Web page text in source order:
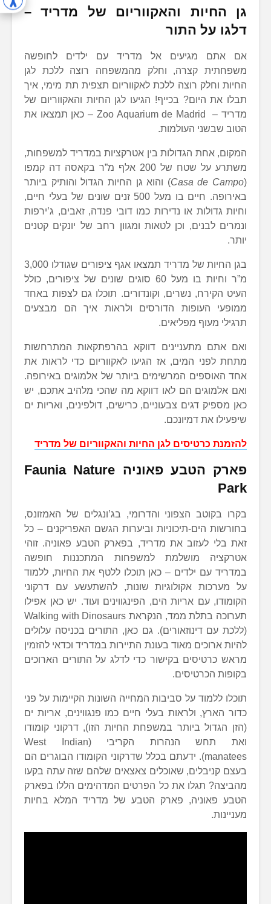
גן החיות והאקווריום של מדריד –
דלגו על התור
אם אתם מגיעים אל מדריד עם ילדים לחופשה
משפחתית קצרה, וחלק מהמשפחה רוצה ללכת לגן
החיות וחלק רוצה ללכת לאקווריום תצפית תת מימי, איך
תבלו את היום? בכייף! הגיעו לגן החיות והאקווריום של
מדריד – Zoo Aquarium de Madrid – כאן תמצאו את
הטוב שבשני העולמות.
המקום, אחת הגדולות בין אטרקציות במדריד למשפחות,
משתרע על שטח של 200 אלף מ”ר בקאסה דה קמפו
(
Casa de Campo) והוא גן החיות הגדול והותיק ביותר
באירופה. חיים בו מעל 500 זנים שונים של בעלי חיים,
וחיות גדולות או נדירות כמו דובי פנדה, זאבים, ג’ירפות
ונמרים לבנים, וכן לטאות ומגוון רחב של יונקים קטנים
יותר.
בגן החיות של מדריד תמצאו אגף ציפורים שגודלו 3,000
מ”ר וחיות בו מעל 60 סוגים שונים של ציפורים, כולל
העיט הקירח, נשרים, וקונדורים. תוכלו גם לצפות באחד
ממופעי העופות הדורסים ולראות איך הם מבצעים
תרגילי מעוף מפליאים.
ואם אתם מתעניינים דווקא בהרפתקאות המתרחשות
מתחת לפני המים, אז הגיעו לאקווריום כדי לראות את
אחד האוספים המרשימים ביותר של אלמוגים באירופה.
ואם אלמוגים הם לאו דווקא מה שהכי מלהיב אתכם, יש
כאן מספיק דגים צבעוניים, כרישים, דולפינים, ואריות ים
שיפעילו את דמיונכם.
להזמנת כרטיסים לגן החיות והאקווריום של מדריד
פארק הטבע פאוניה Faunia Nature
Park
בקרו בקוטב הצפוני והדרומי, בג’ונגלים של האמזונס,
בחורשות הים-תיכוניות וביערות הגשם האפריקנים – כל
זאת בלי לעזוב את מדריד, בפארק הטבע פאוניה. זוהי
אטרקציה מושלמת למשפחות המתכננות חופשה
במדריד עם ילדים – כאן תוכלו ללטף את החיות, ללמוד
על מערכות אקולוגיות שונות, להשתעשע עם דרקוני
הקומודו, עם אריות הים, הפינגווינים ועוד. יש כאן אפילו
תערוכה בתלת ממד, הנקראת Walking with Dinosaurs
(ללכת עם דינוזאורים). גם כאן, התורים בכניסה עלולים
להיות ארוכים מאוד בעונת התיירות במדריד וכדאי להזמין
מראש כרטיסים בקישור כדי לדלג על התורים הארוכים
בקופות הכרטיסים.
תוכלו ללמוד על סביבות המחייה השונות הקיימות על פני
כדור הארץ, ולראות בעלי חיים כמו פנגווינים, אריות ים
(הזן הגדול ביותר במשפחת החיות הזו), דרקוני קומודו
ואת תחש הנהרות הקריבי (West Indian
manatees). ידעתם בכלל שדרקוני הקומודו הבוגרים הם
בעצם קניבלים, שאוכלים צאצאים שלהם שזה עתה בקעו
מהביצה? תגלו את כל הפרטים המדהימים הללו בפארק
הטבע פאוניה, פארק הטבע של מדריד המלא בחיות
מעניינות.